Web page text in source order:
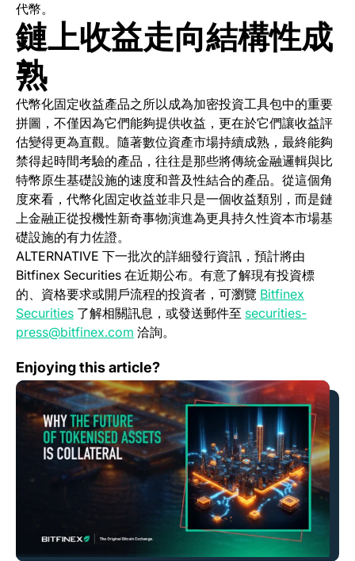
代幣。
鏈上收益走向結構性成
熟
代幣化固定收益產品之所以成為加密投資工具包中的重要
拼圖，不僅因為它們能夠提供收益，更在於它們讓收益評
估變得更為直觀。隨著數位資產市場持續成熟，最終能夠
禁得起時間考驗的產品，往往是那些將傳統金融邏輯與比
特幣原生基礎設施的速度和普及性結合的產品。從這個角
度來看，代幣化固定收益並非只是一個收益類別，而是鏈
上金融正從投機性新奇事物演進為更具持久性資本市場基
礎設施的有力佐證。
ALTERNATIVE 下一批次的詳細發行資訊，預計將由
Bitfinex Securities 在近期公布。有意了解現有投資標
的、資格要求或開戶流程的投資者，可瀏覽 Bitfinex
Securities(opens in a new tab)
了解相關訊息，或發送郵件至 securities-
press@bitfinex.com 洽詢。
Enjoying this article?
為何代幣化資產的未來在於抵押品